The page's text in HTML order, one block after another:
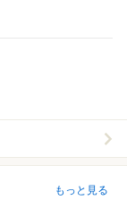
もっと見る